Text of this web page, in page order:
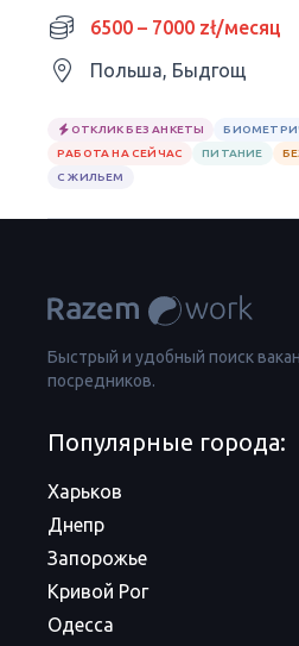
погрузчика
6500 – 7000 zł/месяц
Польша, Быдгощ
ОТКЛИК БЕЗ АНКЕТЫ
РАБОТА НА СЕЙЧАС
ПИТАНИЕ
С ЖИЛЬЕМ
Быстрый и удобный поиск
посредников.
Популярные города:
Харьков
Днепр
Запорожье
Кривой Рог
Одесса